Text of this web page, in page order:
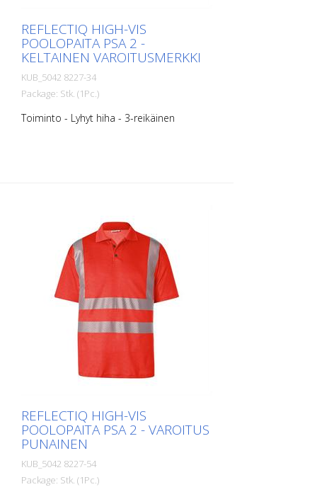
REFLECTIQ HIGH-VIS
POOLOPAITA PSA 2 -
KELTAINEN VAROITUSMERKKI
KUB_5042 8227-34
Package: Stk. (1Pc.)
Toiminto - Lyhyt hiha - 3-reikäinen
auringonvalolta. koot - XS - S - M - L - XL -
XXL KOKO - 3XL - 4 XL Materiaalit: - 50 %
puuvillaa, 50 % polyesteriä, n. 180 g/m2.
Kaikkia tuotteita ei ole tällä hetkellä
saatavilla kaikissa väreissä ja koossa. Kysy
meiltä tarvittaessa vastaavaa tuotetta.
REFLECTIQ HIGH-VIS
POOLOPAITA PSA 2 - VAROITUS
PUNAINEN
KUB_5042 8227-54
Package: Stk. (1Pc.)